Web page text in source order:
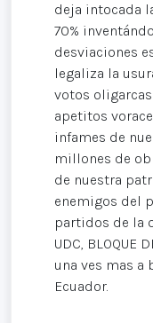
deja intocada
70%
desviaciones
legaliza la
votos
apetitos
infames de
millones de
de nuestra
enemigos del
partidos de la
UDC, BLOQUE
una ves mas a
Ecuador.